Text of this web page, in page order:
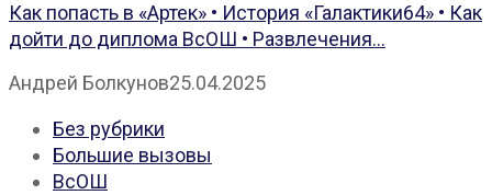
Как попасть в «Артек» • История «Галактики64» • Как
дойти до диплома ВсОШ • Развлечения...
Андрей Болкунов25.04.2025
Без рубрики
Большие вызовы
ВсОШ